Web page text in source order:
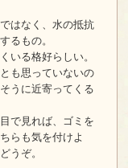
はなく、水の抵抗
るもの。
いる格好らしい。
も思っていないの
うに近寄ってくる
で見れば、ゴミを
らも気を付けよ
うぞ。